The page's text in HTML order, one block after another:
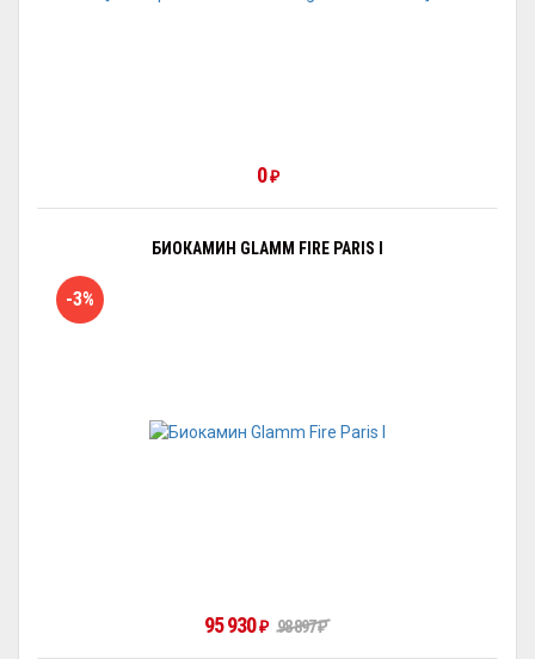
0₽
БИОКАМИН GLAMM FIRE PARIS I
-3%
95 930₽ 98 897₽